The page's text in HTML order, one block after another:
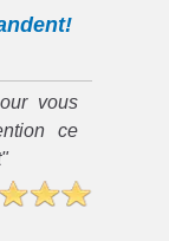
vous
ce